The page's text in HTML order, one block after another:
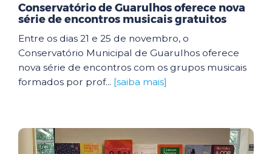
Conservatório de Guarulhos oferece nova
série de encontros musicais gratuitos
Entre os dias 21 e 25 de novembro, o
Conservatório Municipal de Guarulhos oferece
nova série de encontros com os grupos musicais
formados por prof... [saiba mais]